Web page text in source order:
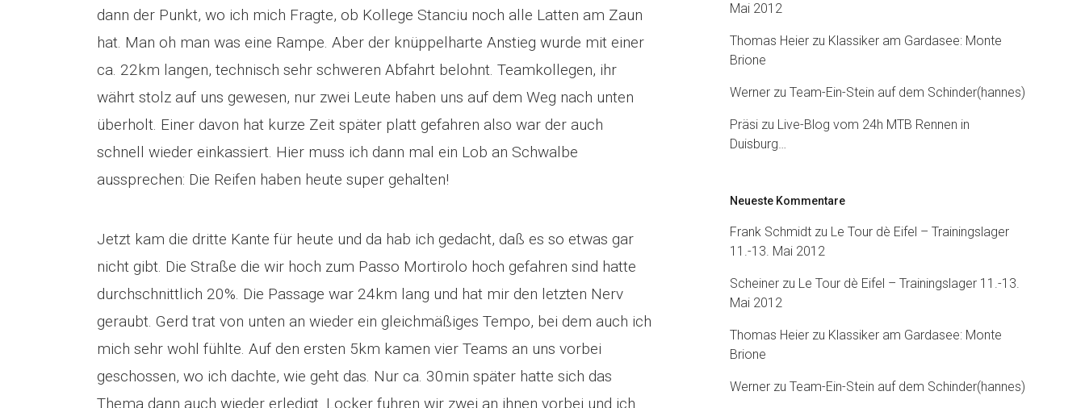
dann der Punkt, wo ich mich Fragte, ob Kollege Stanciu noch alle Latten am Zaun
hat. Man oh man was eine Rampe. Aber der knüppelharte Anstieg wurde mit einer
ca. 22km langen, technisch sehr schweren Abfahrt belohnt. Teamkollegen, ihr
währt stolz auf uns gewesen, nur zwei Leute haben uns auf dem Weg nach unten
überholt. Einer davon hat kurze Zeit später platt gefahren also war der auch
schnell wieder einkassiert. Hier muss ich dann mal ein Lob an Schwalbe
aussprechen: Die Reifen haben heute super gehalten!
Jetzt kam die dritte Kante für heute und da hab ich gedacht, daß es so etwas gar
nicht gibt. Die Straße die wir hoch zum Passo Mortirolo hoch gefahren sind hatte
durchschnittlich 20%. Die Passage war 24km lang und hat mir den letzten Nerv
geraubt. Gerd trat von unten an wieder ein gleichmäßiges Tempo, bei dem auch ich
mich sehr wohl fühlte. Auf den ersten 5km kamen vier Teams an uns vorbei
geschossen, wo ich dachte, wie geht das. Nur ca. 30min später hatte sich das
Thema dann auch wieder erledigt. Locker fuhren wir zwei an ihnen vorbei und ich
Mai 2012
Thomas Heier zu Klassiker am Gardasee: Monte
Brione
Werner zuTeam-Ein-Stein auf dem Schinder(hannes)
Präsi zu Live-Blog vom 24h MTB Rennen in
Duisburg…
Neueste Kommentare
Frank Schmidt zu Le Tour dè Eifel – Trainingslager
11.-13. Mai 2012
Scheiner zu Le Tour dè Eifel – Trainingslager 11.-13.
Mai 2012
Thomas Heier zu Klassiker am Gardasee: Monte
Brione
Werner zuTeam-Ein-Stein auf dem Schinder(hannes)